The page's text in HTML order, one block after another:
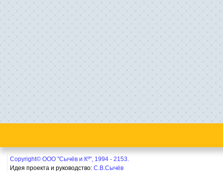
Copyright© ООО "Сычёв и Кº", 1994 - 2153.
Идея проекта и руководство: С.В.Сычёв